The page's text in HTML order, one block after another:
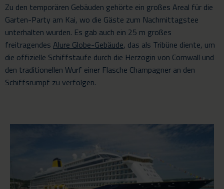
Zu den temporären Gebäuden gehörte ein großes Areal für die
Garten-Party am Kai, wo die Gäste zum Nachmittagstee
unterhalten wurden. Es gab auch ein 25 m großes
freitragendes Alure Globe-Gebäude, das als Tribüne diente, um
die offizielle Schiffstaufe durch die Herzogin von Cornwall und
den traditionellen Wurf einer Flasche Champagner an den
Schiffsrumpf zu verfolgen.